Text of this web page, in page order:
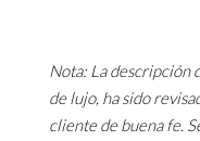
Nota: La descripción
de lujo, ha sido
cliente de buena fe.